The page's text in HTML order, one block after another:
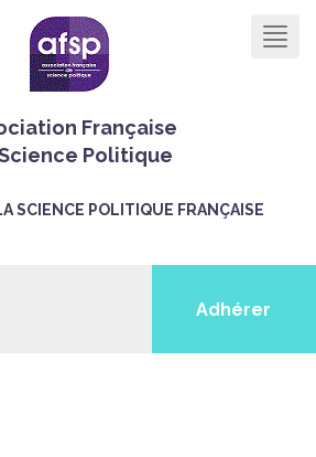
Française
Politique
SCIENCE POLITIQUE FRANÇAISE
Adhérer